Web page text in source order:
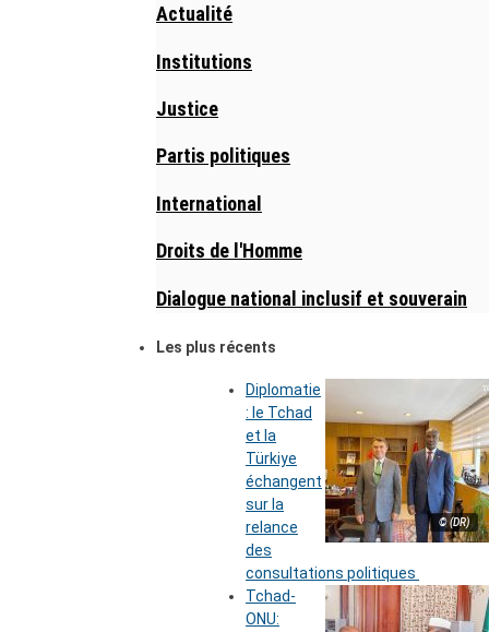
Actualité
Institutions
Justice
Partis politiques
International
Droits de l'Homme
Dialogue national inclusif et souverain
Les plus récents
© (DR)
Diplomatie
: le Tchad
et la
Türkiye
échangent
sur la
relance
des
consultations politiques
Tchad-
ONU: